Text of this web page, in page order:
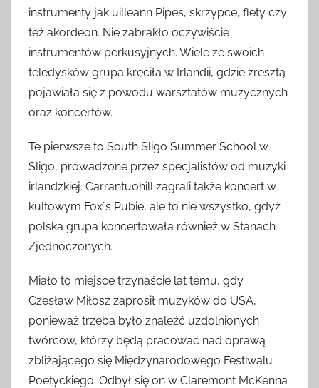
instrumenty jak uilleann Pipes, skrzypce, flety czy
też akordeon. Nie zabrakło oczywiście
instrumentów perkusyjnych. Wiele ze swoich
teledysków grupa kręciła w Irlandii, gdzie zresztą
pojawiała się z powodu warsztatów muzycznych
oraz koncertów.
Te pierwsze to South Sligo Summer School w
Sligo, prowadzone przez specjalistów od muzyki
irlandzkiej. Carrantuohill zagrali także koncert w
kultowym Fox`s Pubie, ale to nie wszystko, gdyż
polska grupa koncertowała również w Stanach
Zjednoczonych.
Miało to miejsce trzynaście lat temu, gdy
Czesław Miłosz zaprosił muzyków do USA,
ponieważ trzeba było znaleźć uzdolnionych
twórców, którzy będą pracować nad oprawą
zbliżającego się Międzynarodowego Festiwalu
Poetyckiego. Odbył się on w Claremont McKenna